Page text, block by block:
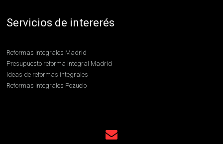
Servicios de intererés
Reformas integrales Madrid
Presupuesto reforma integral Madrid
Ideas de reformas integrales
Reformas integrales Pozuelo